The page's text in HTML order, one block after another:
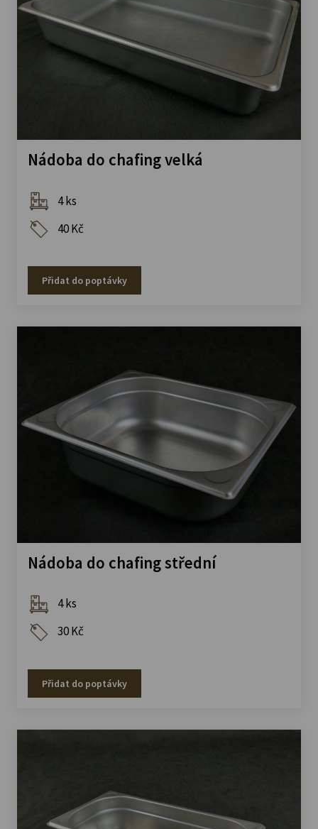
Nádoba do chafing velká
4 ks
40 Kč
Přidat do poptávky
Nádoba do chafing střední
4 ks
30 Kč
Přidat do poptávky